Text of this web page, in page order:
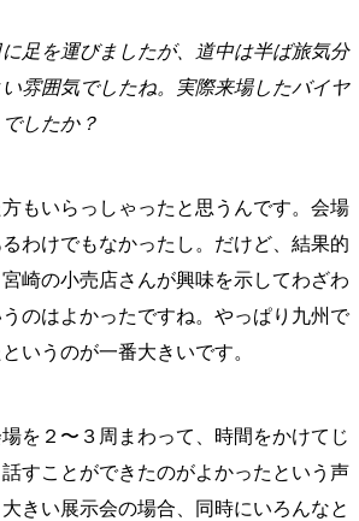
足を運びましたが、道中は半ば旅気分
雰囲気でしたね。実際来場したバイヤ
したか？
もいらっしゃったと思うんです。会場
わけでもなかったし。だけど、結果的
崎の小売店さんが興味を示してわざわ
のはよかったですね。やっぱり九州で
いうのが一番大きいです。
を２〜３周まわって、時間をかけてじ
すことができたのがよかったという声
きい展示会の場合、同時にいろんなと